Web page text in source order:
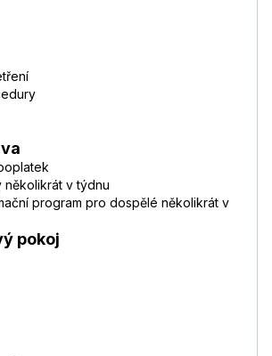
v týdnu
program pro dospělé několikrát v
pokoj